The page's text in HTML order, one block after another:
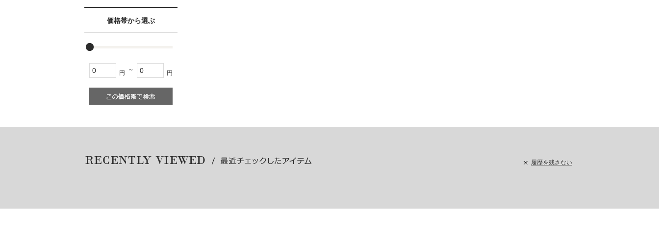
価格帯から選ぶ
円 ～ 円
履歴を残さない